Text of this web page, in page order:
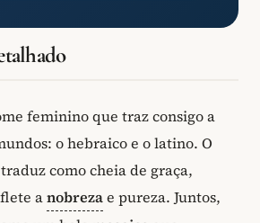
feminino que traz consigo a
o hebraico e o latino. O
como cheia de graça,
anobrezae pureza. Juntos,